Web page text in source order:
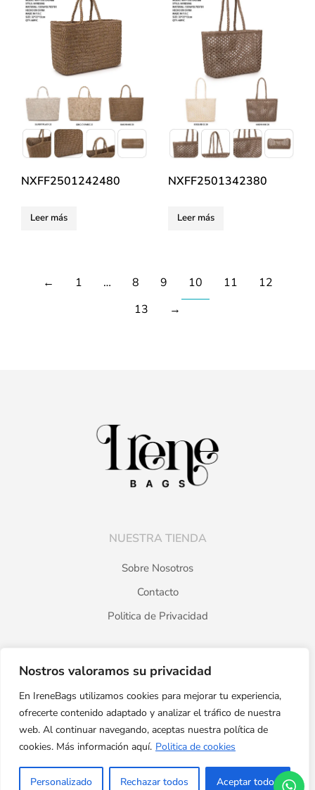
Nostros valoramos su privacidad
En IreneBags utilizamos cookies para mejorar tu experiencia,
ofrecerte contenido adaptado y analizar el tráfico de nuestra
web. Al continuar navegando, aceptas nuestra política de
cookies. Más información aquí. Politica de cookies
Personalizado Rechazar todos Aceptar todos
NXFF2501242480
Leer más
NXFF2501342380
Leer más
← 1 … 8 9 10 11
12
13
→
NUESTRA TIENDA
Sobre Nosotros
Contacto
Politica de Privacidad
PRODUCTOS
Catálogo
Destacados